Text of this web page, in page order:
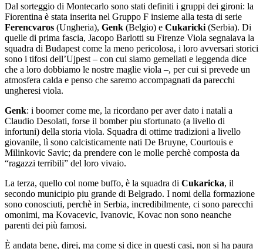
Dal sorteggio di Montecarlo sono stati definiti i gruppi dei gironi: la
Fiorentina è stata inserita nel Gruppo F insieme alla testa di serie
Ferencvaros (Ungheria), Genk (Belgio) e Cukaricki (Serbia). Di
quelle di prima fascia, Jacopo Barlotti su Firenze Viola segnalava la
squadra di Budapest come la meno pericolosa, i loro avversari storici
sono i tifosi dell’Ujpest – con cui siamo gemellati e leggenda dice
che a loro dobbiamo le nostre maglie viola –, per cui si prevede un
atmosfera calda e penso che saremo accompagnati da parecchi
ungheresi viola.
Genk: i boomer come me, la ricordano per aver dato i natali a
Claudio Desolati, forse il bomber piu sfortunato (a livello di
infortuni) della storia viola. Squadra di ottime tradizioni a livello
giovanile, lì sono calcisticamente nati De Bruyne, Courtouis e
Milinkovic Savic; da prendere con le molle perchè composta da
“ragazzi terribili” del loro vivaio.
La terza, quello col nome buffo, è la squadra di Cukaricka, il
secondo municipio piu grande di Belgrado. I nomi della formazione
sono conosciuti, perchè in Serbia, incredibilmente, ci sono parecchi
omonimi, ma Kovacevic, Ivanovic, Kovac non sono neanche
parenti dei più famosi.
È andata bene, direi, ma come si dice in questi casi, non si ha paura